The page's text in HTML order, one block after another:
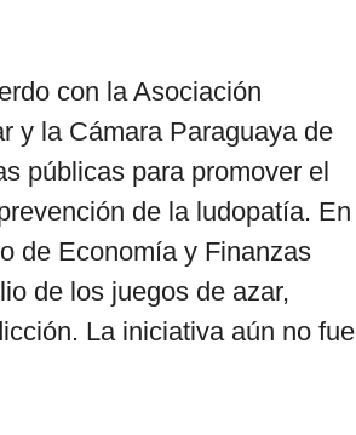
con la Asociación
y la Cámara Paraguaya de
públicas para promover el
de la ludopatía. En
de Economía y Finanzas
de los juegos de azar,
La iniciativa aún no fue